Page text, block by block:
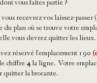
vous faites partie ?
recevrez vos laissez-
du plan où se trouve votre
vous devrez quitter les lieux.
réservé l'emplacement 190
chiffre 4la ligne. Votre
quitter la brocante.